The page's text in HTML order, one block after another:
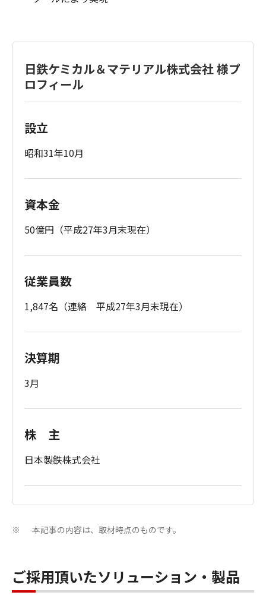
日鉄ケミカル＆マテリアル株式会社 様プ
ロフィール
設立
昭和31年10月
資本金
50億円（平成27年3月末現在）
従業員数
1,847名（連絡 平成27年3月末現在）
決算期
3月
株 主
日本製鉄株式会社
※ 本記事の内容は、取材時点のものです。
ご採用頂いたソリューション・製品